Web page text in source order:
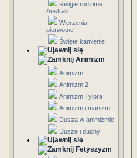
Religie rodzime
Australii
Wierzenia
pierwotne
Święte kamienie
Animizm
Animizm
Animizm 2
Animizm Tylora
Animizm i manizm
Dusza w animizmie
Dusze i duchy
Fetyszyzm